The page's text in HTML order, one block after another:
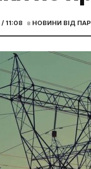
11:08 в НОВИНИ ВІД